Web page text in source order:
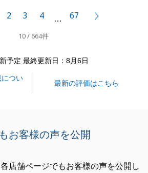
ぞご自愛くださいませ。
2 3 4 … 67
10 / 664件
予定 最終更新日：8月6日
につい
最新の評価はこちら
お客様の声を公開
店舗ページでもお客様の声を公開し